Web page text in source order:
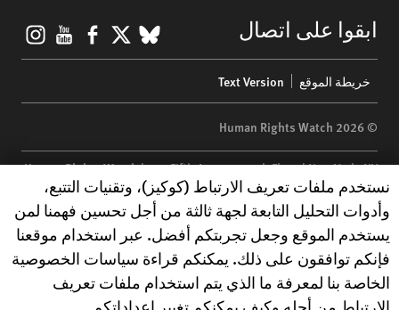
ابقوا على اتصال BlueSky
X
menu
خريطة الموقع Text Version
© 2026 Human Rights Watch
Human Rights Watch| 350 Fifth Avenue, 34th Floor | New York,NY
10118-3299 USA|t 1.212.290.4700
Human Rights Watchis a 501(C)(3) nonprofit registered in the US
under EIN: 13-2875808
Human Rights Watch cookie preferences
نستخدم ملفات تعريف الارتباط (كوكيز)، وتقنيات التتبع،
وأدوات التحليل التابعة لجهة ثالثة من أجل تحسين فهمنا لمن
يستخدم الموقع وجعل تجربتكم أفضل. عبر استخدام موقعنا
فإنكم توافقون على ذلك. يمكنكم قراءة سياسات الخصوصية
الخاصة بنا لمعرفة ما الذي يتم استخدام ملفات تعريف